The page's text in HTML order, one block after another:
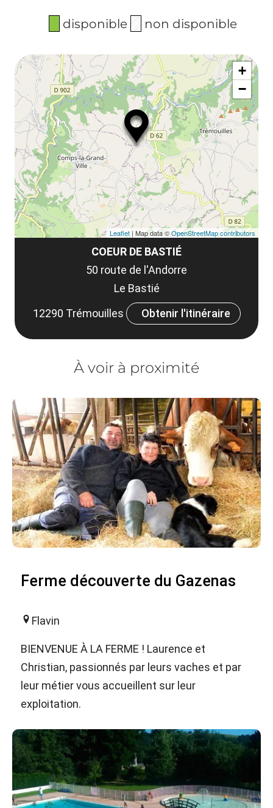
disponible non disponible
COEUR DE BASTIÉ
50 route de l'Andorre
Le Bastié
12290 Trémouilles
Obtenir l'itinéraire
+
−
Leaflet | Map data ©OpenStreetMap contributors
À voir à proximité
Ferme découverte du Gazenas
Flavin
BIENVENUE À LA FERME ! Laurence et
Christian, passionnés par leurs vaches et par
leur métier vous accueillent sur leur
exploitation.